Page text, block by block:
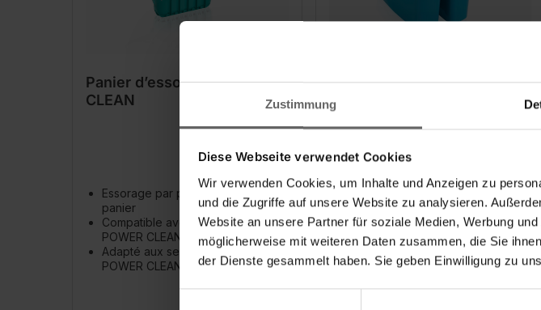
Zustimmung
Diese Webseite verwendet Cookies
Wir verwenden Cookies, um Inhalte und Anzeigen zu
und die Zugriffe auf unsere Website zu analysieren.
Website an unsere Partner für soziale Medien, Werbung
möglicherweise mit weiteren Daten zusammen, die Sie
der Dienste gesammelt haben. Sie geben Einwilligung zu
Panier d’essorage POWER
CLEAN
Essorage par pression dans le
panier
Compatible avec la housse
POWER CLEAN
Adapté aux seaux de nettoyage
POWER CLEAN
Seau de nettoyage Combi
Box
2 compartiments pour l'eau et les
accessoires de nettoyage
Volume de remplissage de 2,5 L
chacun
Compatible avec le seau de
nettoyage Combi M